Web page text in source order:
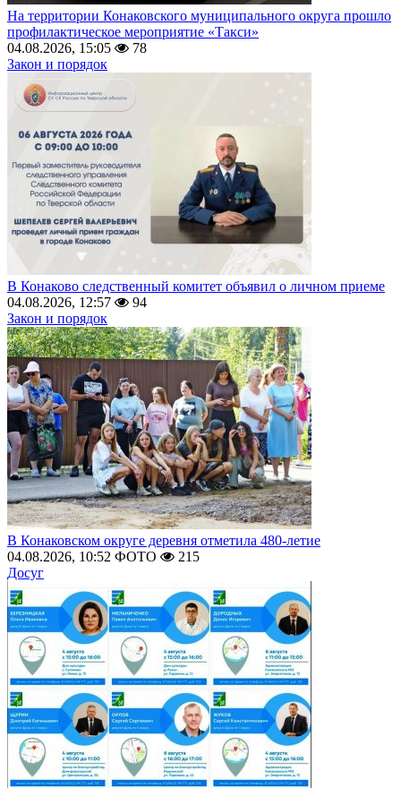
На территории Конаковского муниципального округа прошло
профилактическое мероприятие «Такси»
04.08.2026, 15:05
78
Закон и порядок
В Конаково следственный комитет объявил о личном приеме
04.08.2026, 12:57
94
Закон и порядок
В Конаковском округе деревня отметила 480-летие
04.08.2026, 10:52 ФОТО
215
Досуг